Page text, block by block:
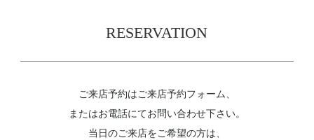
RESERVATION
ご来店予約はご来店予約フォーム、
またはお電話にてお問い合わせ下さい。
当日のご来店をご希望の方は、